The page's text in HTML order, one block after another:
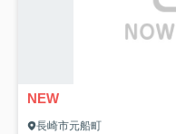
NEW
長崎市元船町